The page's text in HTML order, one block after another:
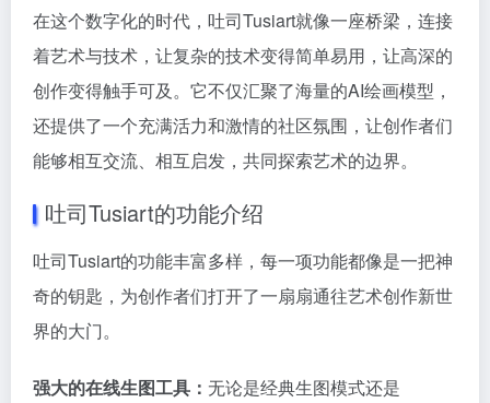
在这个数字化的时代，吐司Tusiart就像一座桥梁，连接
着艺术与技术，让复杂的技术变得简单易用，让高深的
创作变得触手可及。它不仅汇聚了海量的AI绘画模型，
还提供了一个充满活力和激情的社区氛围，让创作者们
能够相互交流、相互启发，共同探索艺术的边界。
吐司Tusiart的功能介绍
吐司Tusiart的功能丰富多样，每一项功能都像是一把神
奇的钥匙，为创作者们打开了一扇扇通往艺术创作新世
界的大门。
强大的在线生图工具： 无论是经典生图模式还是